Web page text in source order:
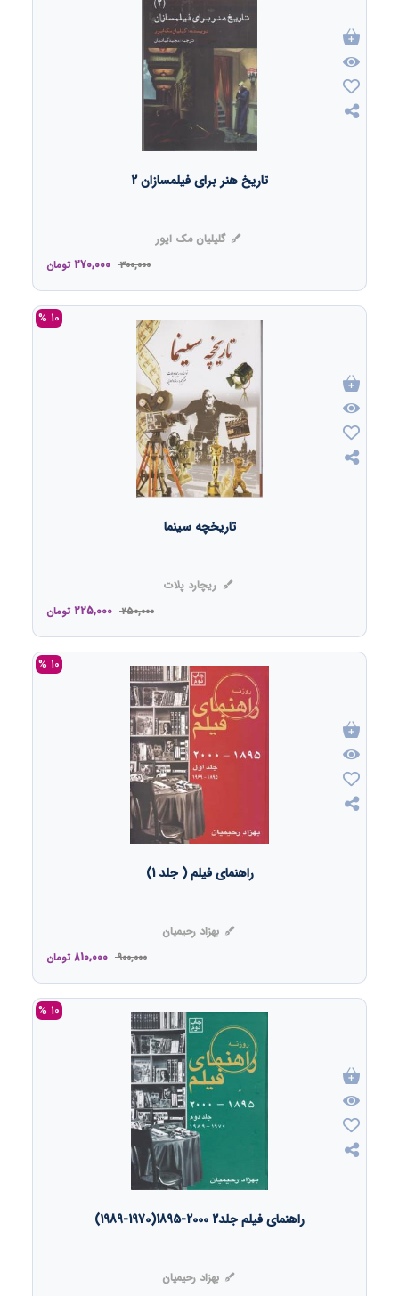
تاریخ هنر برای فیلمسازان 2
گلیلیان مک ایور
300,000
270,000 تومان
10 %
تاریخچه سینما
ریچارد پلات
250,000
225,000 تومان
10 %
راهنمای فیلم ( جلد 1)
بهزاد رحیمیان
900,000
810,000 تومان
10 %
راهنمای فیلم جلد2 2000-1895(1970-1989)
بهزاد رحیمیان